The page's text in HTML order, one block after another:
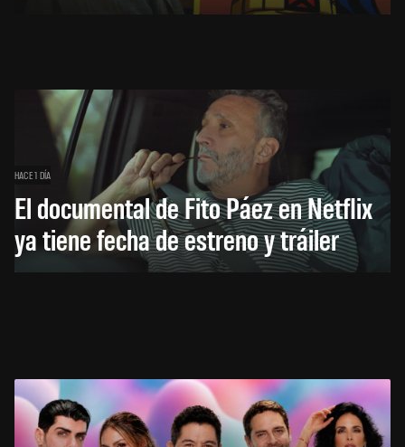
HACE 1 DÍA
El documental de Fito Páez en Netflix
ya tiene fecha de estreno y tráiler